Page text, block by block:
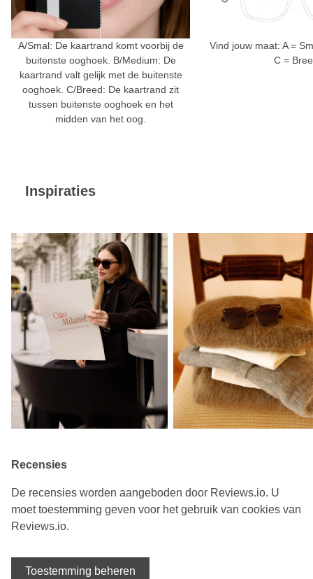
A/Smal: De kaartrand komt voorbij de
buitenste ooghoek. B/Medium: De
kaartrand valt gelijk met de buitenste
ooghoek. C/Breed: De kaartrand zit
tussen buitenste ooghoek en het
midden van het oog.
Vind jouw maat: A =
C =
Inspiraties
Recensies
De recensies worden aangeboden door Reviews.io. U
moet toestemming geven voor het gebruik van cookies van
Reviews.io.
Toestemming beheren